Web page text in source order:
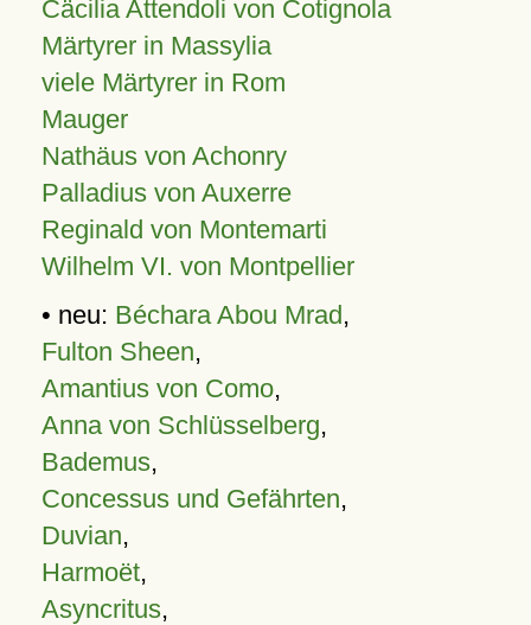
Cäcilia Attendoli von Cotignola
Märtyrer in Massylia
viele Märtyrer in Rom
Mauger
Nathäus von Achonry
Palladius von Auxerre
Reginald von Montemarti
Wilhelm VI. von Montpellier
• neu: Béchara Abou Mrad,
Fulton Sheen,
Amantius von Como,
Anna von Schlüsselberg,
Bademus,
Concessus und Gefährten,
Duvian,
Harmoët,
Asyncritus,